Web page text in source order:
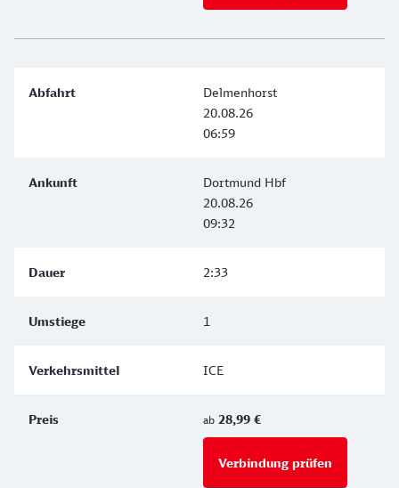
Delmenhorst
20.08.26
06:59
Dortmund Hbf
20.08.26
09:32
2:33
1
ICE
ab 28,99 €
Verbindung prüfen